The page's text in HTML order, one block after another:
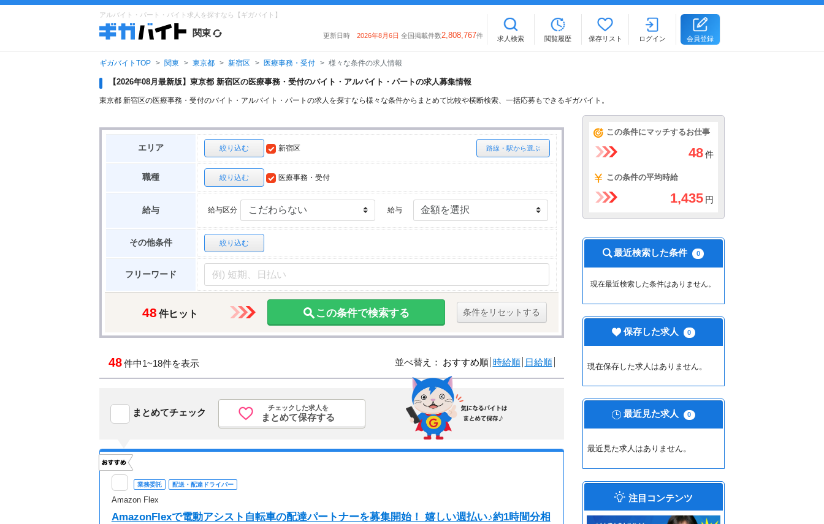
アルバイト・パート・バイト求人を探すなら【ギガバイト】
関東 更新日時 2026年8月6日 全国掲載件数2,808,767件 求人検索 閲覧履歴 保存リスト ログイン 会員登録
ギガバイトTOP 関東 東京都 新宿区 医療事務・受付 様々な条件の求人情報
【2026年08月最新版】東京都 新宿区の医療事務・受付のバイト・アルバイト・パートの求人募集情報
東京都 新宿区の医療事務・受付のバイト・アルバイト・パートの求人を探すなら様々な条件からまとめて比較や横断検索、一括応募もできるギガバイト。
エリア 絞り込む 路線・駅から選ぶ
新宿区
職種 絞り込む 医療事務・受付
給与 給与区分 給与
その他条件 絞り込む
フリーワード
48 件ヒット この条件で検索する 条件をリセットする
48件中1~18件を表示 並べ替え： おすすめ順 時給順 日給順
まとめてチェック チェックした求人を
まとめて保存する
業務委託 配送・配達ドライバー
Amazon Flex
AmazonFlexで電動アシスト自転車の配達パートナーを募集開始！ 嬉しい週払い♪約1時間分相
この条件にマッチするお仕事
48 件
この条件の平均時給
1,435 円
最近検索した条件 0
現在最近検索した条件はありません。
保存した求人 0
現在保存した求人はありません。
最近見た求人 0
最近見た求人はありません。
注目コンテンツ